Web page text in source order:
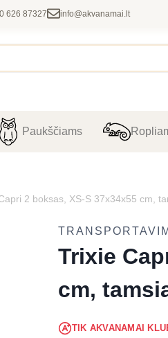
626 87327 info@akvanamai.lt
Paukščiams
2 boksas, XS-S 37x34x55 cm,
Trixie
cm,
TIK AKVANAMAI